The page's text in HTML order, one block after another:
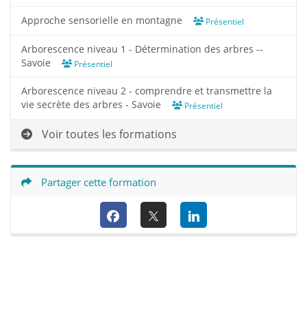
Approche sensorielle en montagne Présentiel
Arborescence niveau 1 - Détermination des arbres --
Savoie
Présentiel
Arborescence niveau 2 - comprendre et transmettre la
vie secrète des arbres - Savoie
Présentiel
Voir toutes les formations
Partager cette formation